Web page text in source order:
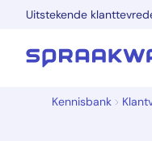
Uitstekende
Kennisbank